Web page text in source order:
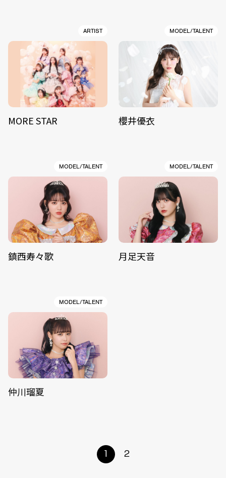
ARTIST
MORE STAR
MODEL/TALENT
櫻井優衣
MODEL/TALENT
鎮西寿々歌
MODEL/TALENT
月足天音
MODEL/TALENT
仲川瑠夏
1 2